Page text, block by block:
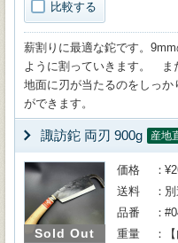
比較する
薪割りに最適な鉈です。
ように割っていきます。 ま
地面に刃が当たるのをしっか
ができます。
諏訪鉈 両刃 900g 産地
Sold Out
価格
送料
品番
重量